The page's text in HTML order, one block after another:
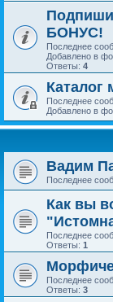
БОНУС!
Последнее
Добавлено в
Ответы: 4
Каталог
Последнее
Добавлено в
Вадим
Последнее
Как вы
Последнее
Ответы: 1
Последнее
Ответы: 3